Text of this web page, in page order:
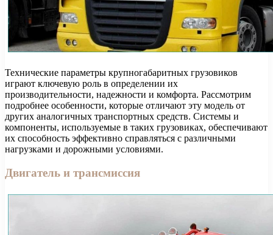
Технические параметры крупногабаритных грузовиков
играют ключевую роль в определении их
производительности, надежности и комфорта. Рассмотрим
подробнее особенности, которые отличают эту модель от
других аналогичных транспортных средств. Системы и
компоненты, используемые в таких грузовиках, обеспечивают
их способность эффективно справляться с различными
нагрузками и дорожными условиями.
Двигатель и трансмиссия